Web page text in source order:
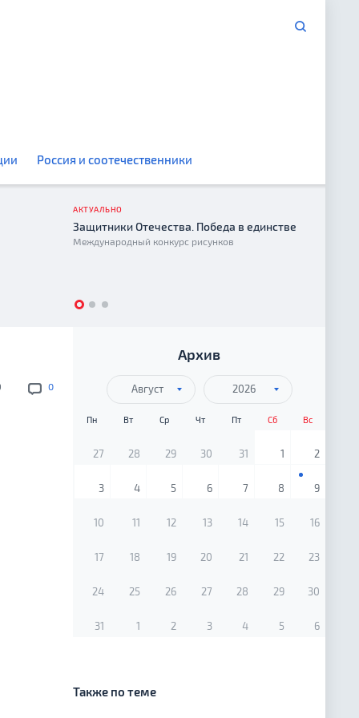
Россия и соотечественники
АКТУАЛЬНО
Защитники Отечества. Победа в единстве
Международный конкурс рисунков
0
Архив
Август 2026
Пн Вт Ср Чт Пт Сб Вс
27 28 29 30 31 1 2
3 4 5 6 7 8 9
10 11 12 13 14 15 16
17 18 19 20 21 22 23
24 25 26 27 28 29 30
31 1 2 3 4 5 6
Также по теме